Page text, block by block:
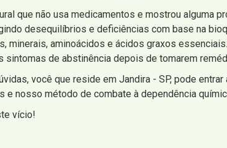
que não usa medicamentos e mostrou alguma
desequilíbrios e deficiências com base na
minerais, aminoácidos e ácidos graxos
sintomas de abstinência depois de tomarem
você que reside em Jandira - SP, pode
e nosso método de combate à dependência
vício!